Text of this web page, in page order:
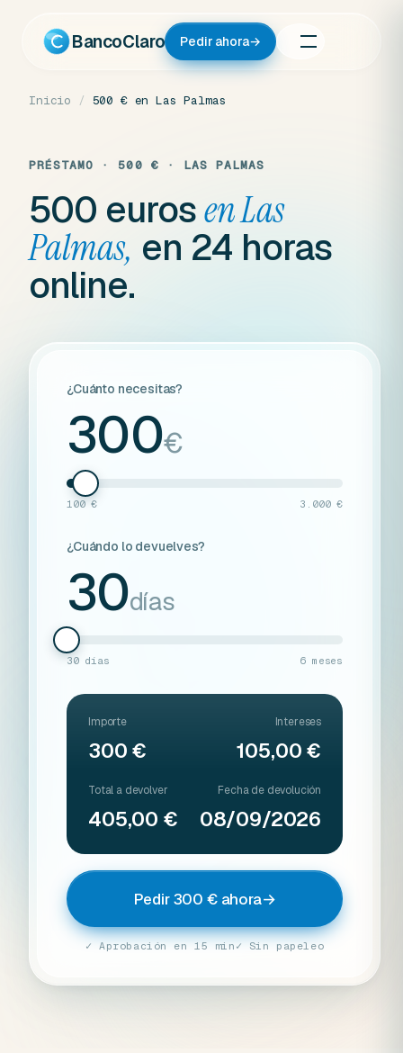
contenido
BancoClaro Pedir ahora→
Inicio / 500 € en Las Palmas
PRÉSTAMO · 500 € · LAS PALMAS
500 eurosen Las
Palmas, en 24 horas
online.
¿Cuánto necesitas?
300€
100 € 3.000 €
¿Cuándo lo devuelves?
30días
30 días 6 meses
Importe
300 €
Intereses
105,00 €
Total a devolver
405,00 €
Fecha de devolución
08/09/2026
Pedir 300 € ahora→
✓ Aprobación en 15 min ✓ Sin papeleo